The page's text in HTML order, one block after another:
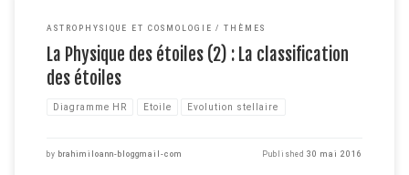
ASTROPHYSIQUE ET COSMOLOGIE THÈMES
La Physique des étoiles (2) : La classification
des étoiles
Diagramme HR Etoile Evolution stellaire
by brahimiloann-bloggmail-com Published30 mai 2016